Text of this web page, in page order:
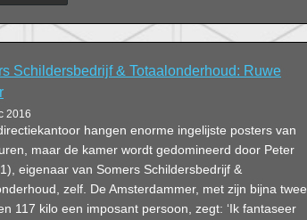
wij een aantal kleuren composiet exclusief in huis
halen.’ Een profiel van het snelgroeiende Lion Stone,
in het vervaardigen van keukenbladen van
en composiet.
Schildersbedrijf & Totaalonderhoud: Ruwe
2016
hangen enorme ingelijste posters van
maar de kamer wordt gedomineerd door Peter
eigenaar van Somers Schildersbedrijf &
zelf. De Amsterdammer, met zijn bijna twee
117 kilo een imposant persoon, zegt: ‘Ik fantaseer